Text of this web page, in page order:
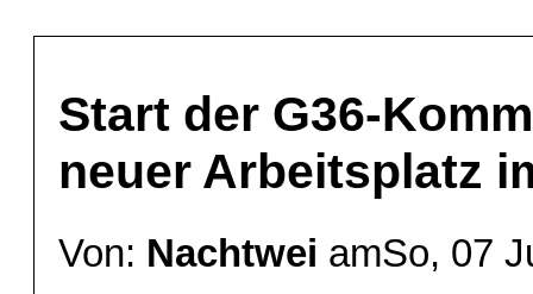
Start der G36-
neuer Arbeitsplatz
Von: Nachtwei amSo, 07